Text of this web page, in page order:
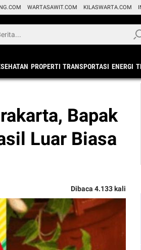
WARTASAWIT.COM KILASWARTA.COM
PROPERTI TRANSPORTASI ENERGI
Bapak
Luar Biasa
Dibaca 4.133 kali